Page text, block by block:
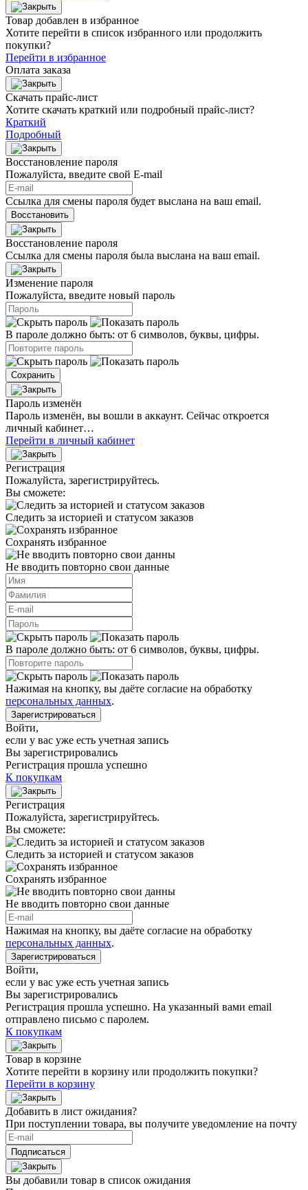
Товар добавлен в избранное
Хотите перейти в список избранного или продолжить
покупки?
Перейти в избранное
Оплата заказа
Скачать прайс-лист
Хотите скачать краткий или подробный прайс-лист?
Краткий
Подробный
Восстановление пароля
Пожалуйста, введите свой E‑mail
Ссылка для смены пароля будет выслана на ваш email.
Восстановить
Восстановление пароля
Ссылка для смены пароля была выслана на ваш email.
Изменение пароля
Пожалуйста, введите новый пароль
В пароле должно быть: от 6 символов, буквы, цифры.
Сохранить
Пароль изменён
Пароль изменён, вы вошли в аккаунт. Сейчас откроется
личный кабинет…
Перейти в личный кабинет
Регистрация
Пожалуйста, зарегистрируйтесь.
Вы сможете:
Следить за историей и статусом заказов
Сохранять избранное
Не вводить повторно свои данные
В пароле должно быть: от 6 символов, буквы, цифры.
Нажимая на кнопку, вы даёте согласие на обработку
персональных данных.
Зарегистрироваться
Войти,
если у вас уже есть учетная запись
Вы зарегистрировались
Регистрация прошла успешно
К покупкам
Регистрация
Пожалуйста, зарегистрируйтесь.
Вы сможете:
Следить за историей и статусом заказов
Сохранять избранное
Не вводить повторно свои данные
Нажимая на кнопку, вы даёте согласие на обработку
персональных данных.
Зарегистрироваться
Войти,
если у вас уже есть учетная запись
Вы зарегистрировались
Регистрация прошла успешно. На указанный вами email
отправлено письмо с паролем.
К покупкам
Товар в корзине
Хотите перейти в корзину или продолжить покупки?
Перейти в корзину
Добавить в лист ожидания?
При поступлении товара, вы получите уведомление на почту
Подписаться
Вы добавили товар в список ожидания